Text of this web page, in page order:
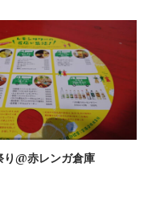
り@赤レンガ倉庫